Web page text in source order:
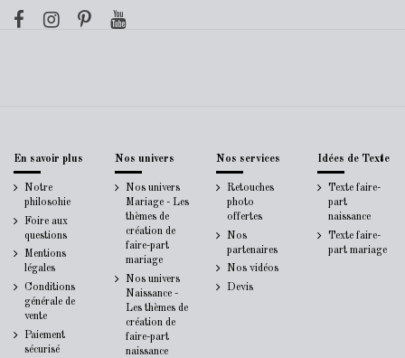
En savoir plus
Notre
philosohie
Foire aux
questions
Mentions
légales
Conditions
générale de
vente
Paiement
sécurisé
Nos univers
Nos univers
Mariage - Les
thèmes de
création de
faire-part
mariage
Nos univers
Naissance -
Les thèmes de
création de
faire-part
naissance
Nos services
Retouches
photo
offertes
Nos
partenaires
Nos vidéos
Devis
Idées de Texte
Texte faire-
part
naissance
Texte faire-
part mariage